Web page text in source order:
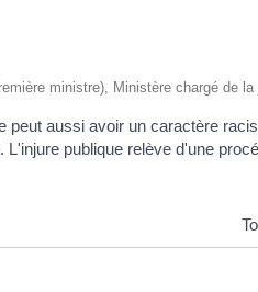
ministre), Ministère chargé de
peut aussi avoir un caractère
publique relève d'une